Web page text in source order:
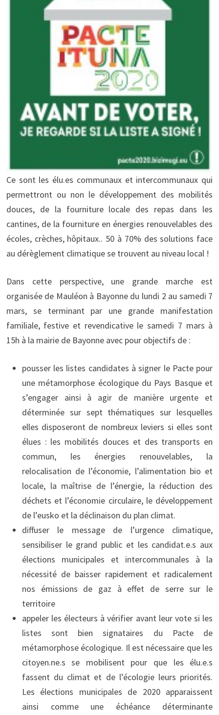
Ce sont les élu.es communaux et intercommunaux qui
permettront ou non le développement des mobilités
douces, de la fourniture locale des repas dans les
cantines, de la fourniture en énergies renouvelables des
écoles, crèches, hôpitaux.. 50 à 70% des solutions face
au dérèglement climatique se trouvent au niveau local !
Dans cette perspective, une grande marche est
organisée de Mauléon à Bayonne du lundi 2 au samedi 7
mars, se terminant par une grande manifestation
familiale, festive et revendicative le samedi 7 mars à
15h à la mairie de Bayonne avec pour objectifs de :
pousser les listes candidates à signer le Pacte pour
une métamorphose écologique du Pays Basque et
s’engager ainsi à agir de manière urgente et
déterminée sur sept thématiques sur lesquelles
elles disposeront de nombreux leviers si elles sont
élues : les mobilités douces et des transports en
commun, les énergies renouvelables, la
relocalisation de l’économie, l’alimentation bio et
locale, la maîtrise de l’énergie, la réduction des
déchets et l’économie circulaire, le développement
de l’eusko et la déclinaison du plan climat.
diffuser le message de l’urgence climatique,
sensibiliser le grand public et les candidat.e.s aux
élections municipales et intercommunales à la
nécessité de baisser rapidement et radicalement
nos émissions de gaz à effet de serre sur le
territoire
appeler les électeurs à vérifier avant leur vote si les
listes sont bien signataires du Pacte de
métamorphose écologique. Il est nécessaire que les
citoyen.ne.s se mobilisent pour que les élu.e.s
fassent du climat et de l’écologie leurs priorités.
Les élections municipales de 2020 apparaissent
ainsi comme une échéance déterminante